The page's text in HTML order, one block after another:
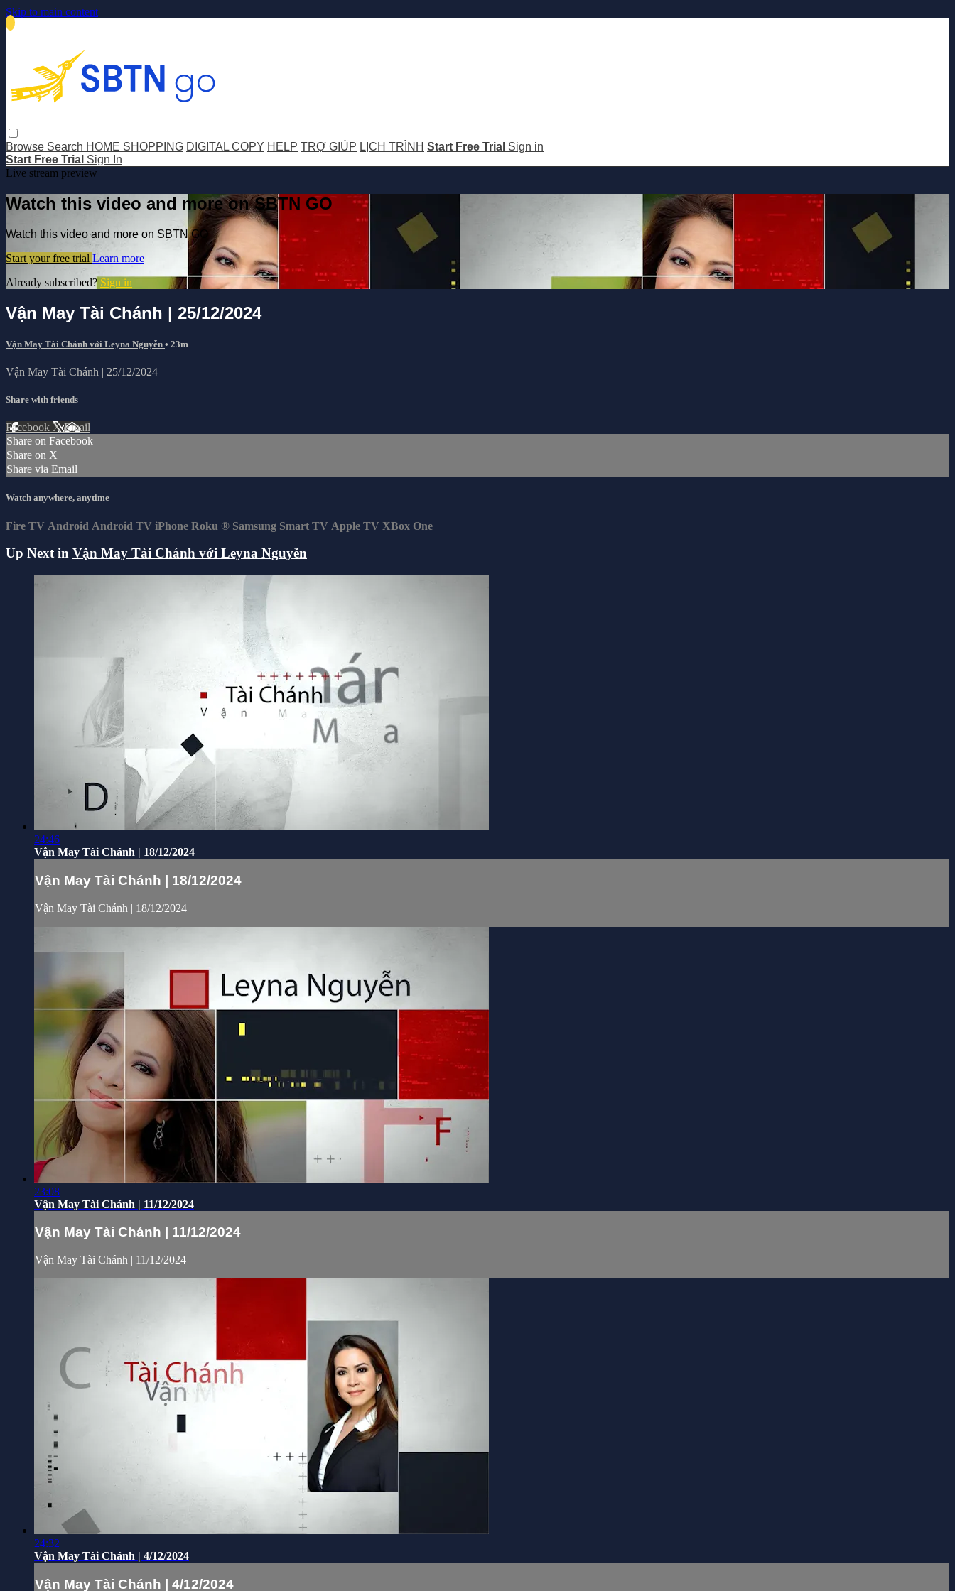
Skip to main content
Browse Search HOME SHOPPING DIGITAL COPY HELP TRỢ GIÚP LỊCH TRÌNH Start Free Trial Sign in
Start Free Trial Sign In
Live stream preview
Watch this video and more on SBTN GO
Watch this video and more on SBTN GO
Start your free trial Learn more
Already subscribed? Sign in
Vận May Tài Chánh | 25/12/2024
Vận May Tài Chánh với Leyna Nguyễn • 23m
Vận May Tài Chánh | 25/12/2024
Share with friends
Facebook XEmail
Share on Facebook
Share on X
Share via Email
Watch anywhere, anytime
Fire TV Android Android TV iPhone Roku ® Samsung Smart TV Apple TV XBox One
Up Next in Vận May Tài Chánh với Leyna Nguyễn
24:46
Vận May Tài Chánh | 18/12/2024
Vận May Tài Chánh | 18/12/2024
Vận May Tài Chánh | 18/12/2024
23:08
Vận May Tài Chánh | 11/12/2024
Vận May Tài Chánh | 11/12/2024
Vận May Tài Chánh | 11/12/2024
24:32
Vận May Tài Chánh | 4/12/2024
Vận May Tài Chánh | 4/12/2024